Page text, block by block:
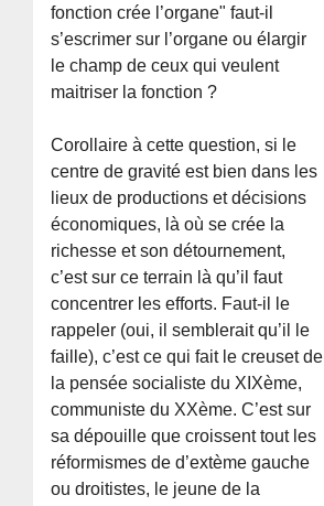
fonction crée l’organe" faut-il
s’escrimer sur l’organe ou élargir
le champ de ceux qui veulent
maitriser la fonction ?
Corollaire à cette question, si le
centre de gravité est bien dans les
lieux de productions et décisions
économiques, là où se crée la
richesse et son détournement,
c’est sur ce terrain là qu’il faut
concentrer les efforts. Faut-il le
rappeler (oui, il semblerait qu’il le
faille), c’est ce qui fait le creuset de
la pensée socialiste du XIXème,
communiste du XXème. C’est sur
sa dépouille que croissent tout les
réformismes de d’extème gauche
ou droitistes, le jeune de la